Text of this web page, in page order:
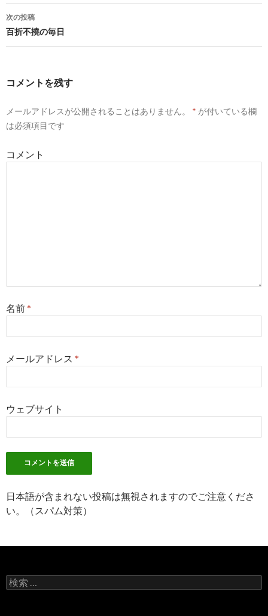
ゲ
シ
ン
次の投稿
百折不撓の毎日
コメントを残す
メールアドレスが公開されることはありません。 * が付いている欄
は必須項目です
コメント
名前*
メールアドレス *
ウェブサイト
日本語が含まれない投稿は無視されますのでご注意くださ
い。（スパム対策）
検
索